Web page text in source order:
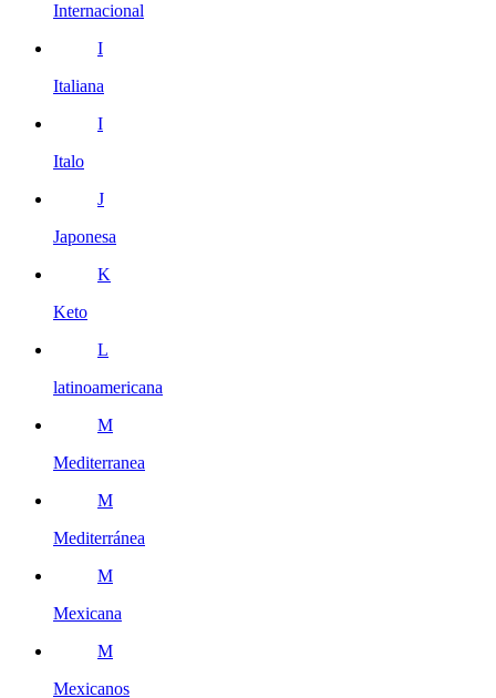
Internacional
I
Italiana
I
Italo
J
Japonesa
K
Keto
L
latinoamericana
M
Mediterranea
M
Mediterránea
M
Mexicana
M
Mexicanos